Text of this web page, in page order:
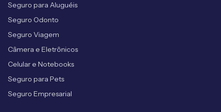
Seguro para Aluguéis
Seguro Odonto
Seguro Viagem
Câmera e Eletrônicos
Celular e Notebooks
Seguro para Pets
Seguro Empresarial